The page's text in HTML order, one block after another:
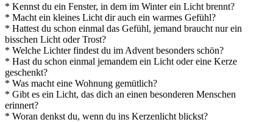
* Kennst du ein Fenster, in dem im Winter ein Licht brennt?
* Macht ein kleines Licht dir auch ein warmes Gefühl?
* Hattest du schon einmal das Gefühl, jemand braucht nur ein
bisschen Licht oder Trost?
* Welche Lichter findest du im Advent besonders schön?
* Hast du schon einmal jemandem ein Licht oder eine Kerze
geschenkt?
* Was macht eine Wohnung gemütlich?
* Gibt es ein Licht, das dich an einen besonderen Menschen
erinnert?
* Woran denkst du, wenn du ins Kerzenlicht blickst?